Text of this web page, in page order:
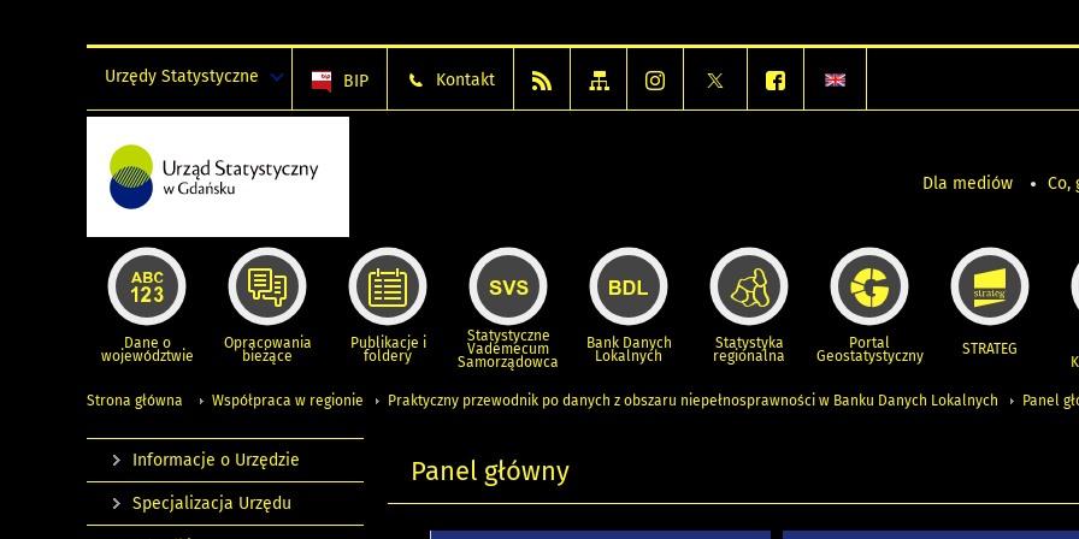
Urzędy Statystyczne BIP Kontakt
Dla mediów Co,
Dane o
województwie
Opracowania
bieżące
Publikacje i
foldery
Statystyczne
Vademecum
Samorządowca
Bank Danych
Lokalnych
Statystyka
regionalna
Portal
Geostatystyczny STRATEG
Strona główna Współpraca w regionie Praktyczny przewodnik po danych z obszaru niepełnosprawności w Banku Danych Lokalnych Panel
Panel główny
Informacje o Urzędzie
Specjalizacja Urzędu